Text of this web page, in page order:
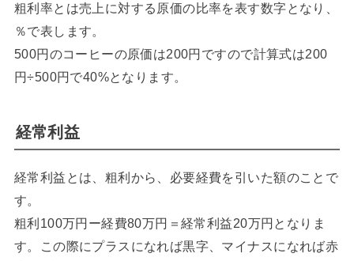
粗利率とは売上に対する原価の比率を表す数字となり、
％で表します。
500円のコーヒーの原価は200円ですので計算式は200
円÷500円で40%となります。
経常利益
経常利益とは、粗利から、必要経費を引いた額のことで
す。
粗利100万円ー経費80万円＝経常利益20万円となりま
す。この際にプラスになれば黒字、マイナスになれば赤